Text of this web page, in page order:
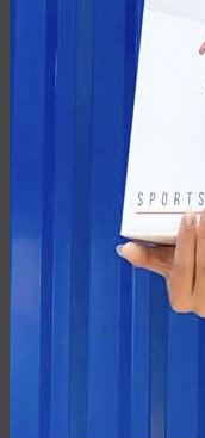
Lego 761 Chi Tiết
Báo Giá
Bạn vui lòng nhập
nhận đơn hàng trước
Mua 2 sản phẩm
Mua 3 sản phẩm
Mua 5 sản phẩm